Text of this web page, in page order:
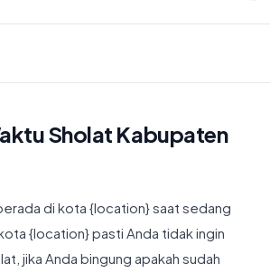
Sholat Kabupaten
di kota {location} saat sedang
{location} pasti Anda tidak ingin
jika Anda bingung apakah sudah